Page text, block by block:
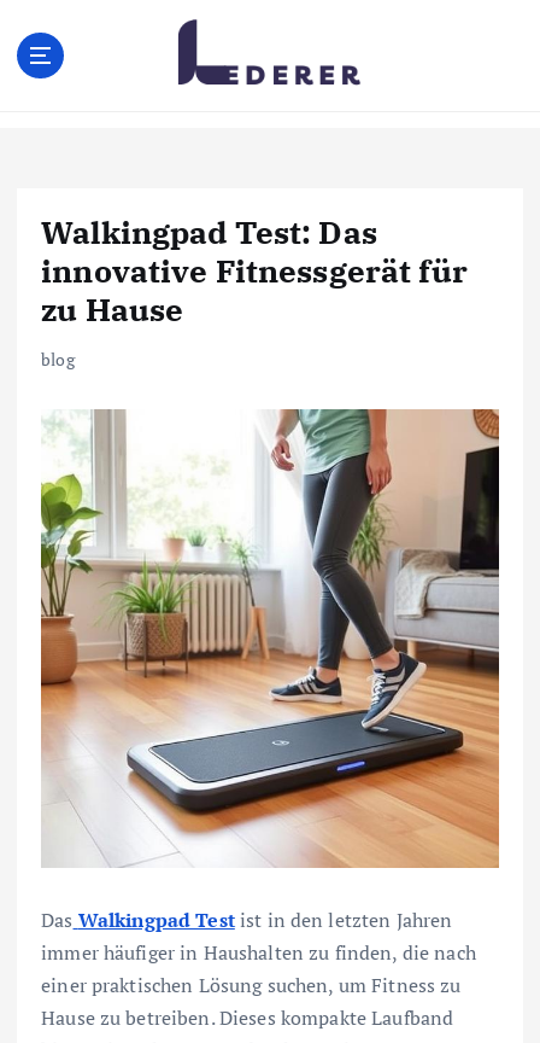
Walkingpad Test: Das
innovative Fitnessgerät für
zu Hause
blog
Das Walkingpad Testist in den letzten Jahren
immer häufiger in Haushalten zu finden, die nach
einer praktischen Lösung suchen, um Fitness zu
Hause zu betreiben. Dieses kompakte Laufband